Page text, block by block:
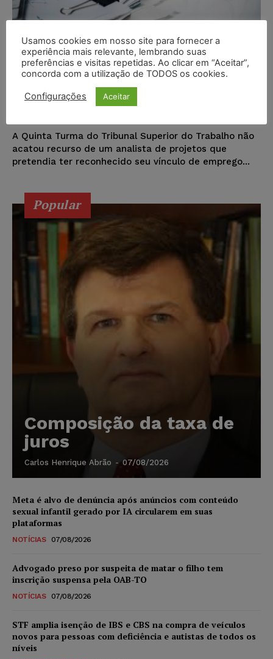
Assessor de agência de fomento
não obtém vínculo de emprego
com o Estado do RJ
A Quinta Turma do Tribunal Superior do Trabalho não
acatou recurso de um analista de projetos que
pretendia ter reconhecido seu vínculo de emprego...
Popular
Composição da taxa de
juros
Carlos Henrique Abrão - 07/08/2026
Meta é alvo de denúncia após anúncios com conteúdo
sexual infantil gerado por IA circularem em suas
plataformas
NOTÍCIAS 07/08/2026
Advogado preso por suspeita de matar o filho tem
inscrição suspensa pela OAB-TO
NOTÍCIAS 07/08/2026
STF amplia isenção de IBS e CBS na compra de veículos
novos para pessoas com deficiência e autistas de todos os
níveis
Usamos cookies em nosso site para fornecer a
experiência mais relevante, lembrando suas
preferências e visitas repetidas. Ao clicar em “Aceitar”,
concorda com a utilização de TODOS os cookies.
Configurações Aceitar